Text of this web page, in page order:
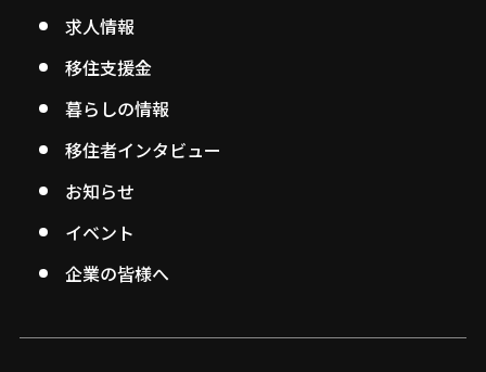
求人情報
移住支援金
暮らしの情報
移住者インタビュー
お知らせ
イベント
企業の皆様へ